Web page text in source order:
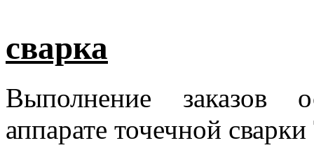
сварка
Выполнение заказов
аппарате точечной